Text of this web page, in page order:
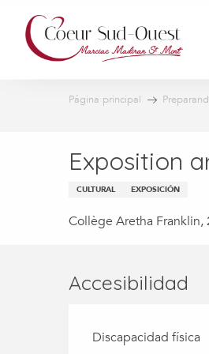
contenu
principal
Página principal
Exposition
CULTURAL EXPOSICIÓN
Collège Aretha
Accesibilidad
Discapacidad física